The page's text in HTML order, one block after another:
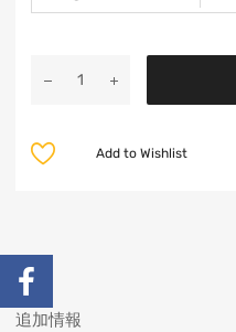
Add to Wishlist
説明
追加情報